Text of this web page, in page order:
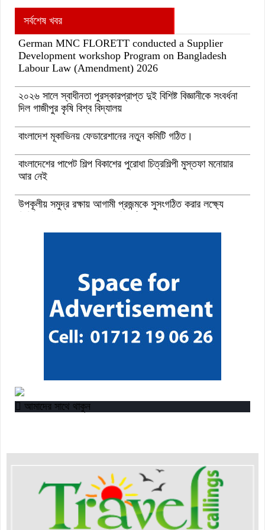
সর্বশেষ খবর
German MNC FLORETT conducted a Supplier
Development workshop Program on Bangladesh
Labour Law (Amendment) 2026
২০২৬ সালে স্বাধীনতা পুরস্কারপ্রাপ্ত দুই বিশিষ্ট বিজ্ঞানীকে সংবর্ধনা
দিল গাজীপুর কৃষি বিশ্ব বিদ্যালয়
বাংলাদেশ মূকাভিনয় ফেডারেশানের নতুন কমিটি গঠিত।
বাংলাদেশের পাপেট শিল্প বিকাশের পুরোধা চিত্রশিল্পী মুস্তফা মনোয়ার
আর নেই
উপকূলীয় সমুদ্র রক্ষায় আগামী প্রজন্মকে সুসংগঠিত করার লক্ষ্যে
আমাদের সাথে থাকুন